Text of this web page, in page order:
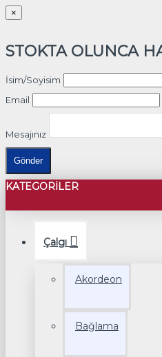
×
STOKTA OLUNCA
İsim/Soyisim
Email
Mesajınız
Gönder
KATEGORILER
Çalgı
Akordeon
Bağlama